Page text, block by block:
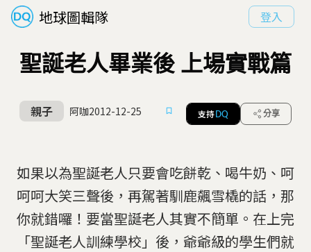
地球圖輯隊 登入
聖誕老人畢業後 上場實戰篇
親子 阿咖2012-12-25 支持 DQ 分享
如果以為聖誕老人只要會吃餅乾、喝牛奶、呵
呵呵大笑三聲後，再駕著馴鹿飆雪橇的話，那
你就錯囉！要當聖誕老人其實不簡單。在上完
「聖誕老人訓練學校」後，爺爺級的學生們就